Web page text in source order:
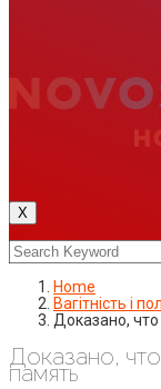
X
Home
Вагітність і
Доказано, что
Доказано,
память